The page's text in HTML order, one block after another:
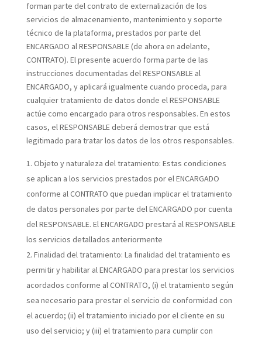
forman parte del contrato de externalización de los
servicios de almacenamiento, mantenimiento y soporte
técnico de la plataforma, prestados por parte del
ENCARGADO al RESPONSABLE (de ahora en adelante,
CONTRATO). El presente acuerdo forma parte de las
instrucciones documentadas del RESPONSABLE al
ENCARGADO, y aplicará igualmente cuando proceda, para
cualquier tratamiento de datos donde el RESPONSABLE
actúe como encargado para otros responsables. En estos
casos, el RESPONSABLE deberá demostrar que está
legitimado para tratar los datos de los otros responsables.
Objeto y naturaleza del tratamiento: Estas condiciones
se aplican a los servicios prestados por el ENCARGADO
conforme al CONTRATO que puedan implicar el tratamiento
de datos personales por parte del ENCARGADO por cuenta
del RESPONSABLE. El ENCARGADO prestará al RESPONSABLE
los servicios detallados anteriormente
Finalidad del tratamiento: La finalidad del tratamiento es
permitir y habilitar al ENCARGADO para prestar los servicios
acordados conforme al CONTRATO, (i) el tratamiento según
sea necesario para prestar el servicio de conformidad con
el acuerdo; (ii) el tratamiento iniciado por el cliente en su
uso del servicio; y (iii) el tratamiento para cumplir con